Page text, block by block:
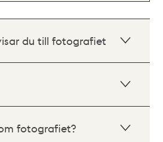
du till fotografiet
fotografiet?